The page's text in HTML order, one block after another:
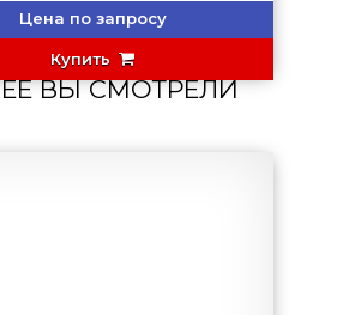
Цена по запросу
Купить
ВЫ СМОТРЕЛИ